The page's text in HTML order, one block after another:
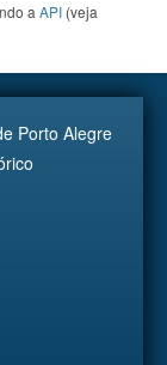
a API (veja
Porto Alegre